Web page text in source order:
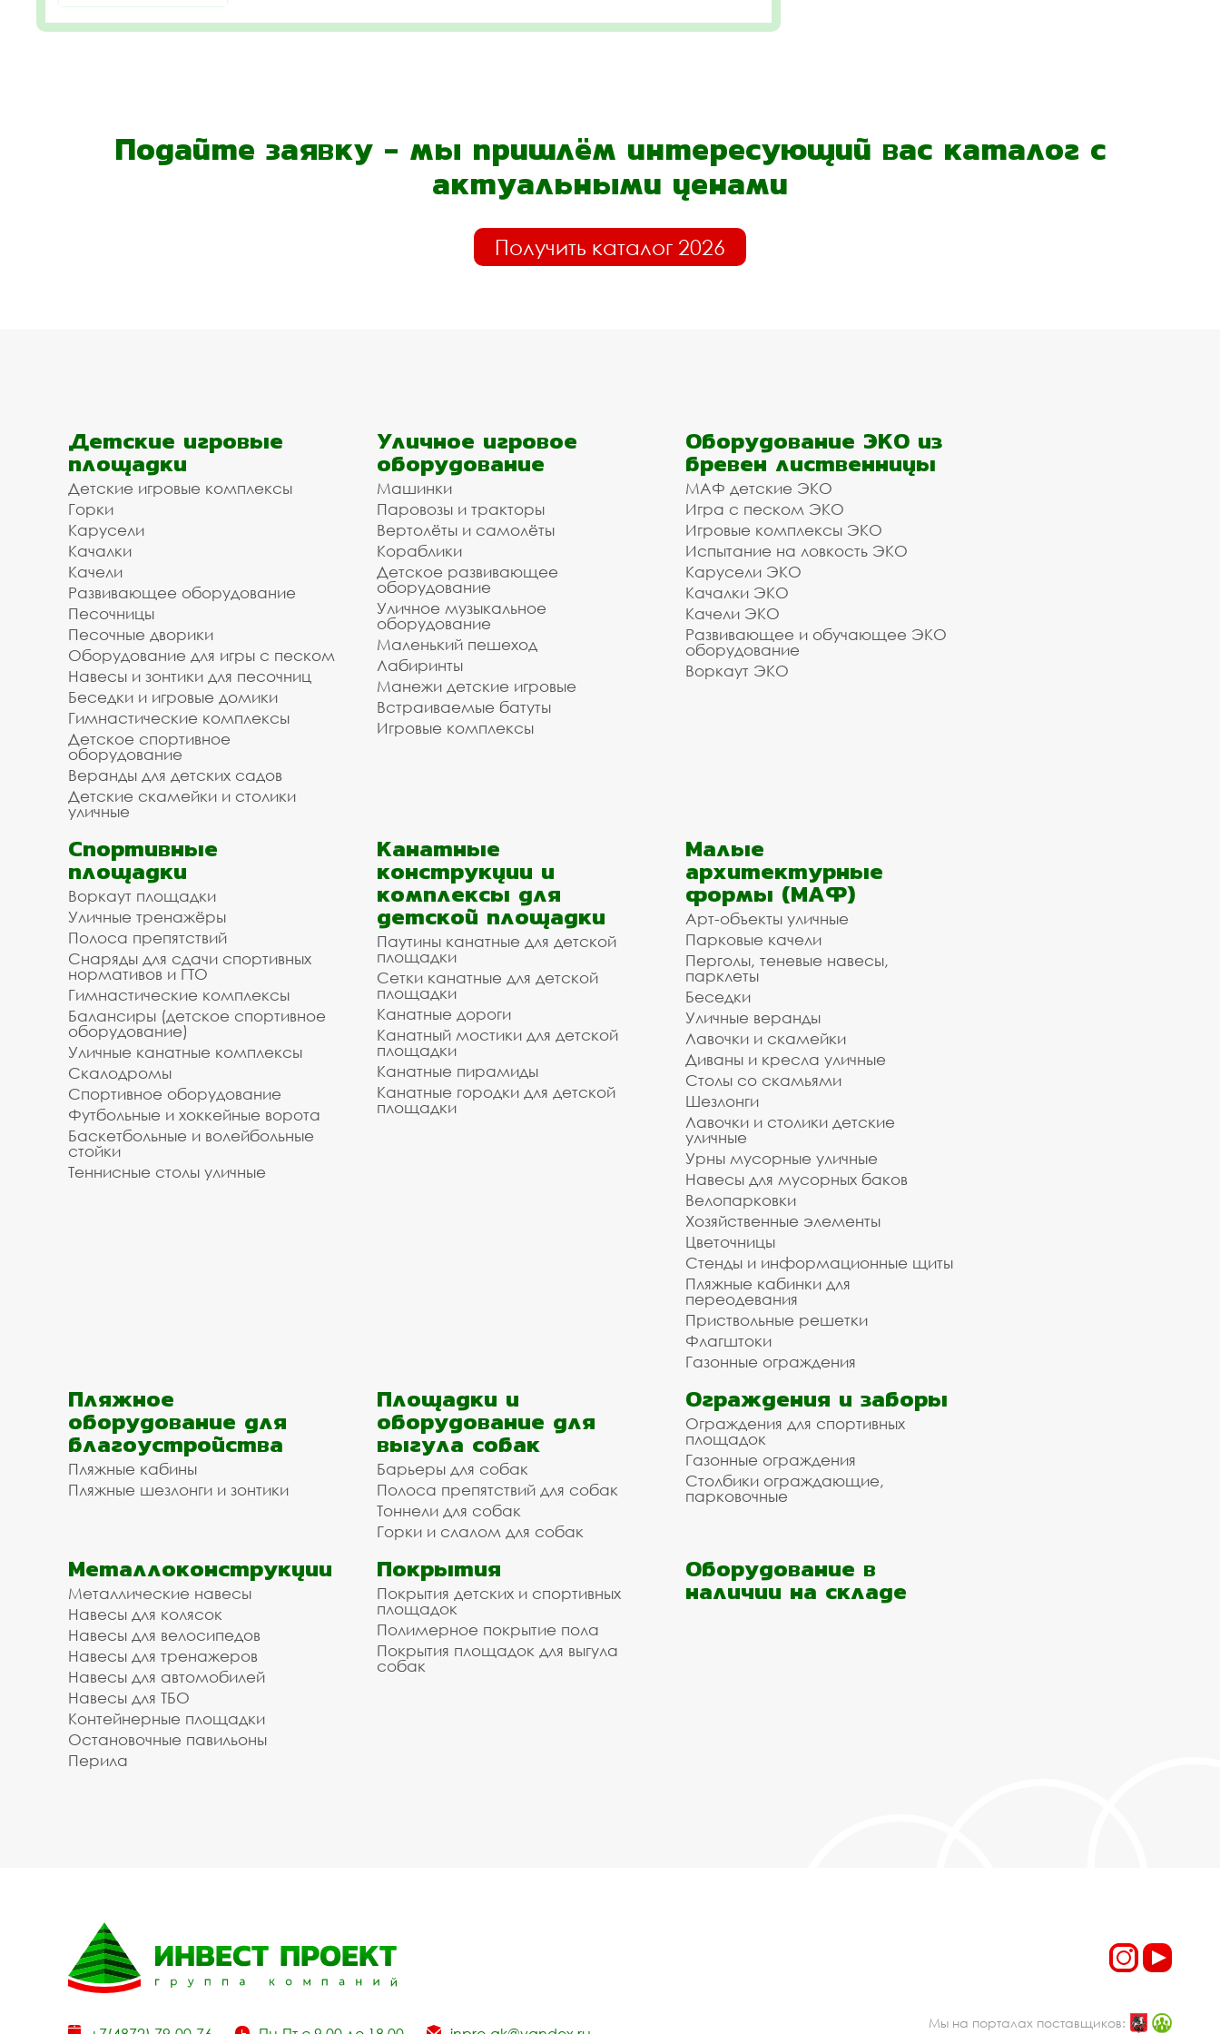
Подайте заявку - мы пришлём интересующий вас каталог с
актуальными ценами
Получить каталог 2026
Детские игровые
площадки
Детские игровые комплексы
Горки
Карусели
Качалки
Качели
Развивающее оборудование
Песочницы
Песочные дворики
Оборудование для игры с песком
Навесы и зонтики для песочниц
Беседки и игровые домики
Гимнастические комплексы
Детское спортивное
оборудование
Веранды для детских садов
Детские скамейки и столики
уличные
Уличное игровое
оборудование
Машинки
Паровозы и тракторы
Вертолёты и самолёты
Кораблики
Детское развивающее
оборудование
Уличное музыкальное
оборудование
Маленький пешеход
Лабиринты
Манежи детские игровые
Встраиваемые батуты
Игровые комплексы
Оборудование ЭКО из
бревен лиственницы
МАФ детские ЭКО
Игра с песком ЭКО
Игровые комплексы ЭКО
Испытание на ловкость ЭКО
Карусели ЭКО
Качалки ЭКО
Качели ЭКО
Развивающее и обучающее ЭКО
оборудование
Воркаут ЭКО
Спортивные
площадки
Воркаут площадки
Уличные тренажёры
Полоса препятствий
Снаряды для сдачи спортивных
нормативов и ГТО
Гимнастические комплексы
Балансиры (детское спортивное
оборудование)
Уличные канатные комплексы
Скалодромы
Спортивное оборудование
Футбольные и хоккейные ворота
Баскетбольные и волейбольные
стойки
Теннисные столы уличные
Канатные
конструкции и
комплексы для
детской площадки
Паутины канатные для детской
площадки
Сетки канатные для детской
площадки
Канатные дороги
Канатный мостики для детской
площадки
Канатные пирамиды
Канатные городки для детской
площадки
Малые
архитектурные
формы (МАФ)
Арт-объекты уличные
Парковые качели
Перголы, теневые навесы,
парклеты
Беседки
Уличные веранды
Лавочки и скамейки
Диваны и кресла уличные
Столы со скамьями
Шезлонги
Лавочки и столики детские
уличные
Урны мусорные уличные
Навесы для мусорных баков
Велопарковки
Хозяйственные элементы
Цветочницы
Стенды и информационные щиты
Пляжные кабинки для
переодевания
Приствольные решетки
Флагштоки
Газонные ограждения
Пляжное
оборудование для
благоустройства
Пляжные кабины
Пляжные шезлонги и зонтики
Площадки и
оборудование для
выгула собак
Барьеры для собак
Полоса препятствий для собак
Тоннели для собак
Горки и слалом для собак
Ограждения и заборы
Ограждения для спортивных
площадок
Газонные ограждения
Столбики ограждающие,
парковочные
Металлоконструкции
Металлические навесы
Навесы для колясок
Навесы для велосипедов
Навесы для тренажеров
Навесы для автомобилей
Навесы для ТБО
Контейнерные площадки
Остановочные павильоны
Перила
Покрытия
Покрытия детских и спортивных
площадок
Полимерное покрытие пола
Покрытия площадок для выгула
собак
Оборудование в
наличии на складе
Мы на порталах поставщиков: